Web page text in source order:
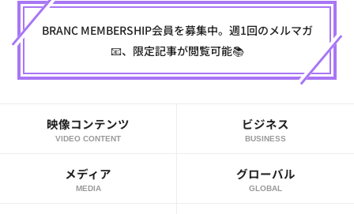
BRANC MEMBERSHIP会員を募集中。週1回のメルマガ
📧、限定記事が閲覧可能📚
映像コンテンツ
VIDEO CONTENT
ビジネス
BUSINESS
メディア
MEDIA
グローバル
GLOBAL